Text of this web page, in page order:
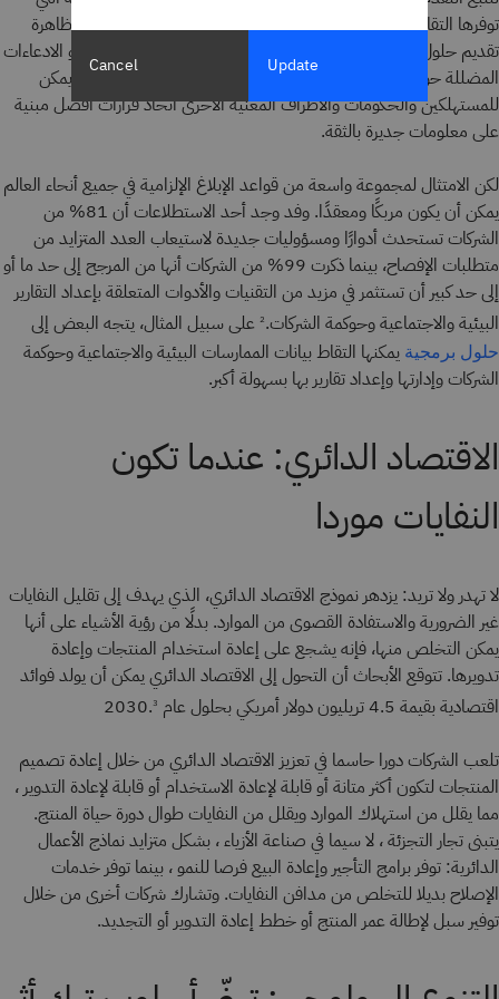
توفرها التقارير المنتظمة والشاملة إحدى طرق المساعدة في تجنب ظاهرة
تقديم حلول زائفة لأزمة المناخ تصرف الانتباه عن العمل الملموس أو الادعاءات
المضللة حول الاستدامة والتأثير البيئي. ومن خلال التوثيق المنظم، يمكن
للمستهلكين والحكومات والأطراف المعنية الأخرى اتخاذ قرارات أفضل مبنية
على معلومات جديرة بالثقة.
لكن الامتثال لمجموعة واسعة من قواعد الإبلاغ الإلزامية في جميع أنحاء العالم
يمكن أن يكون مربكًا ومعقدًا. وفد وجد أحد الاستطلاعات أن 81% من
الشركات تستحدث أدوارًا ومسؤوليات جديدة لاستيعاب العدد المتزايد من
متطلبات الإفصاح، بينما ذكرت 99% من الشركات أنها من المرجح إلى حد ما أو
إلى حد كبير أن تستثمر في مزيد من التقنيات والأدوات المتعلقة بإعداد التقارير
البيئية والاجتماعية وحوكمة الشركات.2 على سبيل المثال، يتجه البعض إلى
حلول برمجية يمكنها التقاط بيانات الممارسات البيئية والاجتماعية وحوكمة
الشركات وإدارتها وإعداد تقارير بها بسهولة أكبر.
الاقتصاد الدائري: عندما تكون
النفايات موردا
لا تهدر ولا تريد: يزدهر نموذج الاقتصاد الدائري، الذي يهدف إلى تقليل النفايات
غير الضرورية والاستفادة القصوى من الموارد. بدلًا من رؤية الأشياء على أنها
يمكن التخلص منها، فإنه يشجع على إعادة استخدام المنتجات وإعادة
تدويرها. تتوقع الأبحاث أن التحول إلى الاقتصاد الدائري يمكن أن يولد فوائد
اقتصادية بقيمة 4.5 تريليون دولار أمريكي بحلول عام 2030.
3
تلعب الشركات دورا حاسما في تعزيز الاقتصاد الدائري من خلال إعادة تصميم
المنتجات لتكون أكثر متانة أو قابلة لإعادة الاستخدام أو قابلة لإعادة التدوير ،
مما يقلل من استهلاك الموارد ويقلل من النفايات طوال دورة حياة المنتج.
يتبنى تجار التجزئة ، لا سيما في صناعة الأزياء ، بشكل متزايد نماذج الأعمال
الدائرية: توفر برامج التأجير وإعادة البيع فرصا للنمو ، بينما توفر خدمات
الإصلاح بديلا للتخلص من مدافن النفايات. وتشارك شركات أخرى من خلال
توفير سبل لإطالة عمر المنتج أو خطط إعادة التدوير أو التجديد.
Cancel Update